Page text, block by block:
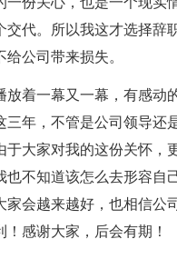
代。所以我这才选择辞
公司带来损失。
着一幕又一幕，有感动
年，不管是公司领导还
大家对我的这份关怀，
不知道该怎么去形容自
会越来越好，也相信公
感谢大家，后会有期！